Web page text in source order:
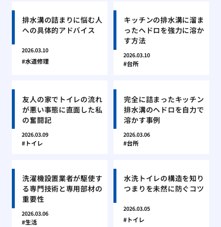
排水溝の詰まりに悩む人
への具体的アドバイス
2026.03.10
水道修理
キッチンの排水溝に溜ま
ったヘドロを強力に溶か
す方法
2026.03.10
台所
友人の家でトイレの流れ
が悪い事態に直面した私
の奮闘記
2026.03.09
トイレ
完全に詰まったキッチン
排水溝のヘドロを自力で
溶かす事例
2026.03.06
台所
洗濯機設置業者が駆使す
る専門技術と専用部材の
重要性
2026.03.06
生活
水洗トイレの構造を知り
つまりを未然に防ぐコツ
2026.03.05
トイレ